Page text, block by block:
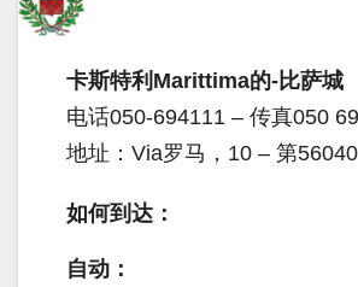
卡斯特利Marittima的-比萨城
电话050-694111 – 传真050
地址：Via罗马，10 – 第56040
如何到达：
自动：